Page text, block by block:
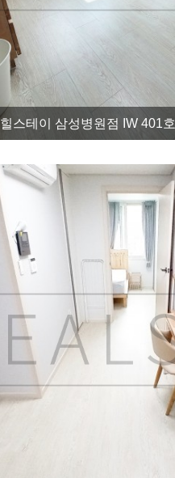
힐스테이 삼성병원점 IW 401호